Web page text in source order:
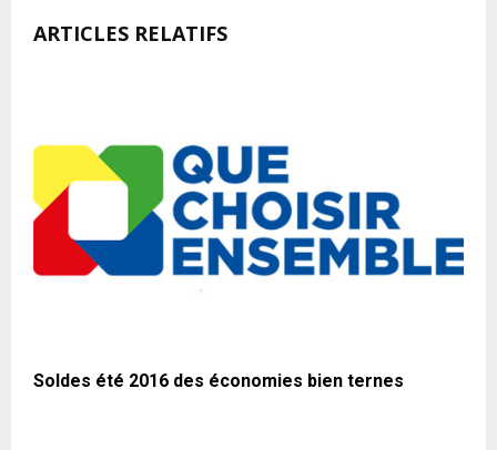
ARTICLES RELATIFS
Soldes été 2016 des économies bien ternes